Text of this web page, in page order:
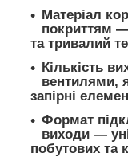
Матеріал
покриттям —
та тривалий
Кількість
вентилями,
запірні
Формат
виходи —
побутових та